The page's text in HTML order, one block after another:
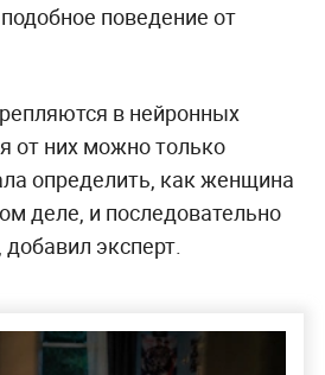
поведение от
в нейронных
от них можно только
определить, как женщина
деле, и последовательно
добавил эксперт.